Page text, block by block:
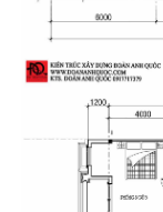
Kinh phí:
Địa chỉ:Lagi -
Kiến trúc Đoàn
nhà phố 2 tầng
Lagi - Bình
từng góc cạnh
cách tối để